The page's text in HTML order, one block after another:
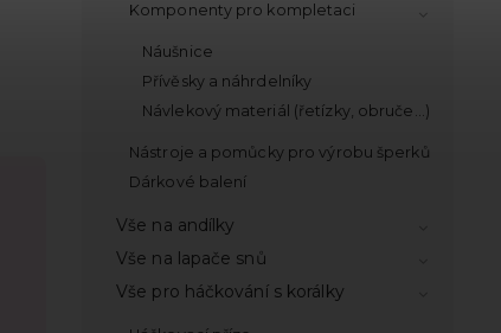
Komponenty pro kompletaci
Náušnice
Přívěsky a náhrdelníky
Návlekový materiál (řetízky, obruče...)
Nástroje a pomůcky pro výrobu šperků
Dárkové balení
Vše na andílky
Vše na lapače snů
Vše pro háčkování s korálky